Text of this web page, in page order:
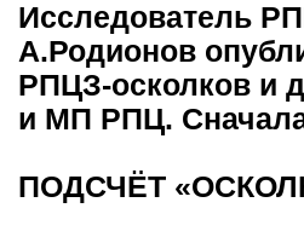
Исследователь
А.Родионов
РПЦЗ-осколков и
и МП РПЦ.
ПОДСЧЁТ